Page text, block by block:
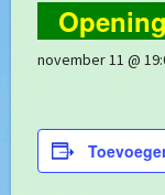
november 11 @